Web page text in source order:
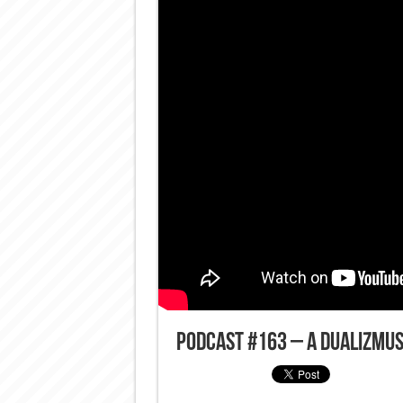
Podcast #163 – A